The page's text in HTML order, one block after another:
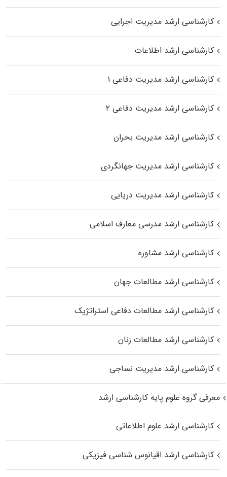
کارشناسی ارشد مدیریت اجرایی
کارشناسی ارشد اطلاعات
کارشناسی ارشد مدیریت دفاعی ۱
کارشناسی ارشد مدیریت دفاعی ۲
کارشناسی ارشد مدیریت بحران
کارشناسی ارشد مدیریت جهانگردی
کارشناسی ارشد مدیریت دریایی
کارشناسی ارشد مدرسی معارف اسلامی
کارشناسی ارشد مشاوره
کارشناسی ارشد مطالعات جهان
کارشناسی ارشد مطالعات دفاعی استراتژیک
کارشناسی ارشد مطالعات زنان
کارشناسی ارشد مدیریت نساجی
معرفی گروه علوم پایه کارشناسی ارشد
کارشناسی ارشد علوم اطلاعاتی
کارشناسی ارشد اقیانوس‌ شناسی فیزیکی